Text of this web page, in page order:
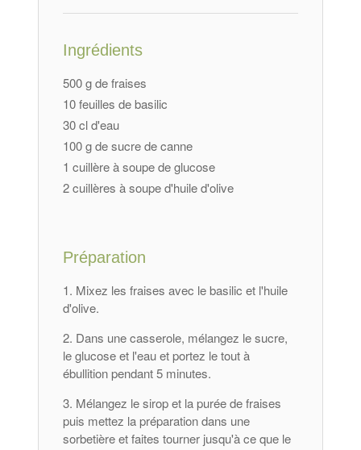
Ingrédients
500 g de fraises
10 feuilles de basilic
30 cl d'eau
100 g de sucre de canne
1 cuillère à soupe de glucose
2 cuillères à soupe d'huile d'olive
Préparation
Mixez les fraises avec le basilic et l'huile
d'olive.
Dans une casserole, mélangez le sucre,
le glucose et l'eau et portez le tout à
ébullition pendant 5 minutes.
Mélangez le sirop et la purée de fraises
puis mettez la préparation dans une
sorbetière et faites tourner jusqu'à ce que le